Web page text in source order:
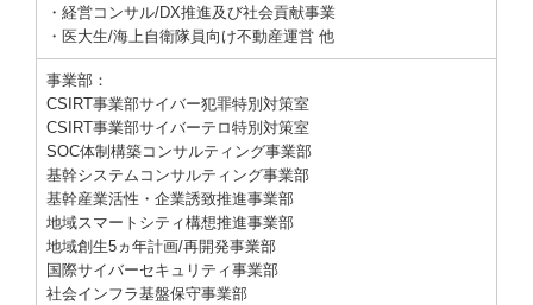
・経営コンサル/DX推進及び社会貢献事業
・医大生/海上自衛隊員向け不動産運営 他
事業部：
CSIRT事業部サイバー犯罪特別対策室
CSIRT事業部サイバーテロ特別対策室
SOC体制構築コンサルティング事業部
基幹システムコンサルティング事業部
基幹産業活性・企業誘致推進事業部
地域スマートシティ構想推進事業部
地域創 生5ヵ年計画/再開発事業部
国際サイバーセキュリティ事業部
社会インフラ基盤保守事業部